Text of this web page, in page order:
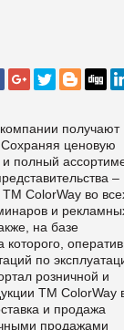
получают
Сохраняя ценовую
и полный
–
ТМ ColorWay во
и
на базе
по
розничной и
ТМ ColorWay
и продажа
продажами